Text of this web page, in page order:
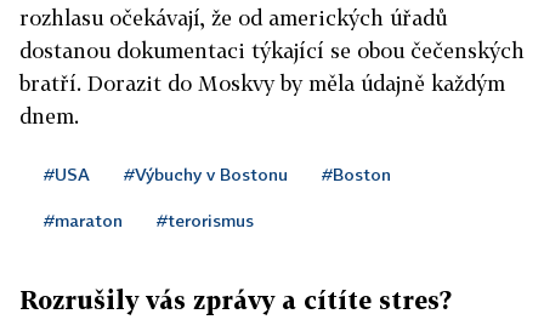
rozhlasu očekávají, že od amerických úřadů
dostanou dokumentaci týkající se obou čečenských
bratří. Dorazit do Moskvy by měla údajně každým
dnem.
#USA #Výbuchy v Bostonu #Boston
#maraton #terorismus
Rozrušily vás zprávy a cítíte stres?